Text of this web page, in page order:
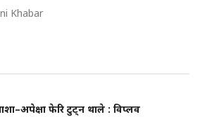
Khabar
फेरि टुट्न थाले : विप्लव